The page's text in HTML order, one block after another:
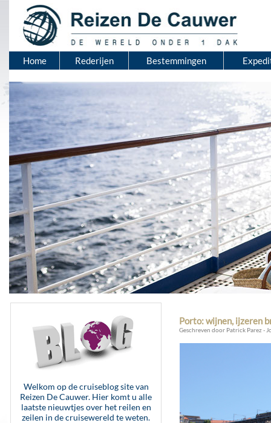
Home Rederijen Bestemmingen
Welkom op de cruiseblog site van
Reizen De Cauwer. Hier komt u alle
laatste nieuwtjes over het reilen en
zeilen in de cruisewereld te weten.
Porto: wijnen, ijzeren
Geschreven door Patrick Parez -